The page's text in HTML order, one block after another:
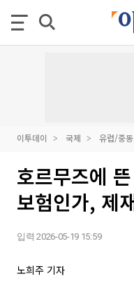
이투데이 국제 유럽/중동
호르무즈에
보험인가, 제
입력 2026-05-19 15:59
노희주 기자